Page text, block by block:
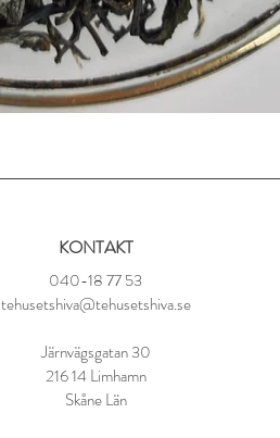
KONTAKT
040-18 77 53
tehusetshiva@tehusetshiva.se
Järnvägsgatan 30
216 14 Limhamn
Skåne Län